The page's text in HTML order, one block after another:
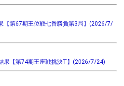
【第67期王位戦七番勝負第3局】(2026/7/
果【第74期王座戦挑決T】(2026/7/24)